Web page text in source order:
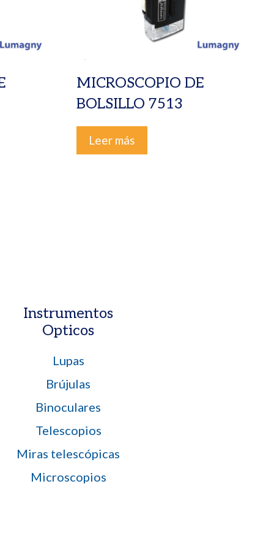
MICROSCOPIO DE
BOLSILLO 7513
Leer más
Instrumentos
Opticos
Lupas
Brújulas
Binoculares
Telescopios
Miras telescópicas
Microscopios